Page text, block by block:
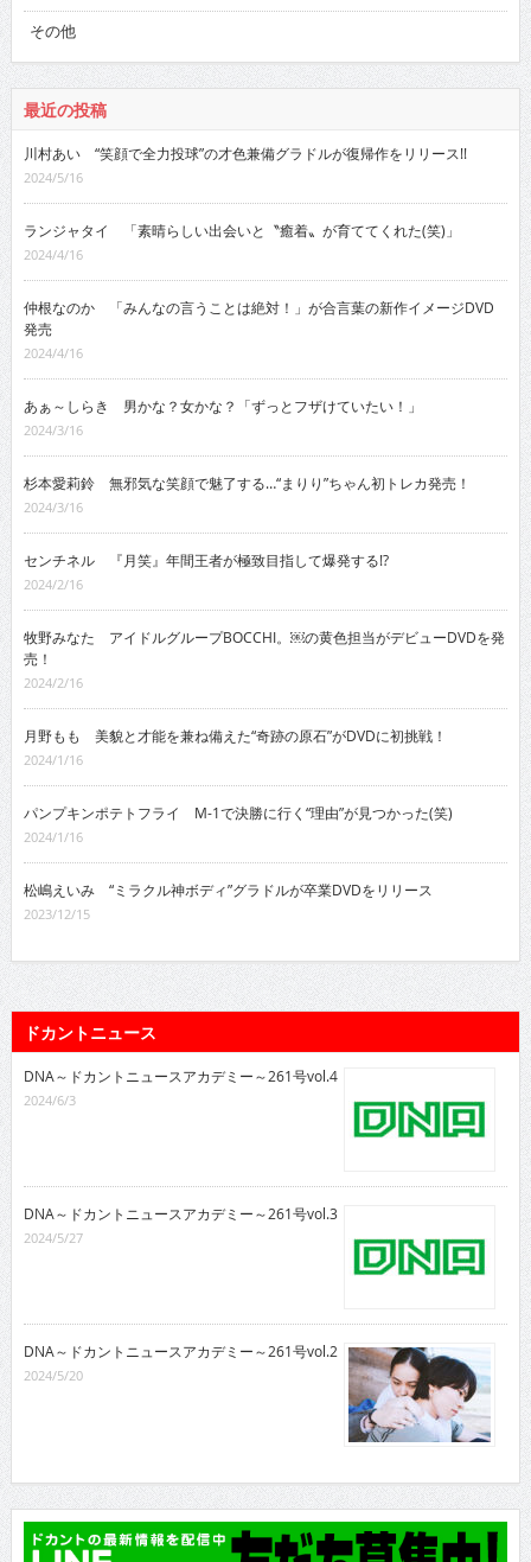
その他
最近の投稿
川村あい “笑顔で全力投球”の才色兼備グラドルが復帰作をリリース!!
2024/5/16
ランジャタイ 「素晴らしい出会いと〝癒着〟が育ててくれた(笑)」
2024/4/16
仲根なのか 「みんなの言うことは絶対！」が合言葉の新作イメージDVD
発売
2024/4/16
あぁ～しらき 男かな？女かな？「ずっとフザけていたい！」
2024/3/16
杉本愛莉鈴 無邪気な笑顔で魅了する…“まりり”ちゃん初トレカ発売！
2024/3/16
センチネル 『月笑』年間王者が極致目指して爆発する!?
2024/2/16
牧野みなた アイドルグループBOCCHI。￼の黄色担当がデビューDVDを発
売！
2024/2/16
月野もも 美貌と才能を兼ね備えた“奇跡の原石”がDVDに初挑戦！
2024/1/16
パンプキンポテトフライ M-1で決勝に行く“理由”が見つかった(笑)
2024/1/16
松嶋えいみ “ミラクル神ボディ”グラドルが卒業DVDをリリース
2023/12/15
ドカントニュース
DNA～ドカントニュースアカデミー～261号vol.4
2024/6/3
DNA～ドカントニュースアカデミー～261号vol.3
2024/5/27
DNA～ドカントニュースアカデミー～261号vol.2
2024/5/20